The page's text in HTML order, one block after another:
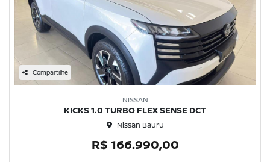
Compartilhe
NISSAN
KICKS 1.0 TURBO FLEX SENSE DCT
Nissan Bauru
R$ 166.990,00